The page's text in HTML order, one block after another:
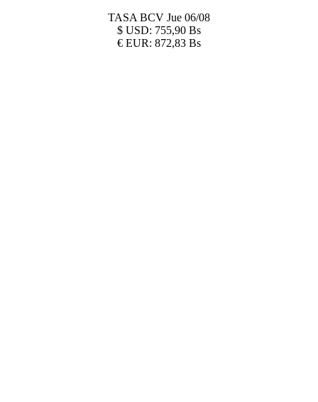
TASA BCV Jue 06/08
$ USD: 755,90 Bs
€ EUR: 872,83 Bs